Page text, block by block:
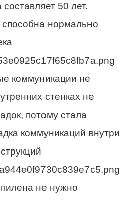
50 лет.
нормально
коммуникации не
стенках не
потому стала
коммуникаций внутри
не нужно